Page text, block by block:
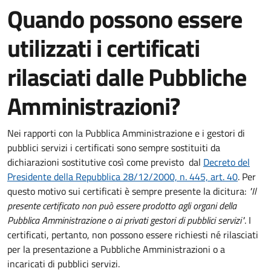
Quando possono essere
utilizzati i certificati
rilasciati dalle Pubbliche
Amministrazioni?
Nei rapporti con la Pubblica Amministrazione e i gestori di
pubblici servizi i certificati sono sempre sostituiti da
dichiarazioni sostitutive così come previsto dal Decreto del
Presidente della Repubblica 28/12/2000, n. 445, art. 40. Per
questo motivo sui certificati è sempre presente la dicitura: "Il
presente certificato non può essere prodotto agli organi della
Pubblica Amministrazione o ai privati gestori di pubblici servizi". I
certificati, pertanto, non possono essere richiesti né rilasciati
per la presentazione a Pubbliche Amministrazioni o a
incaricati di pubblici servizi.